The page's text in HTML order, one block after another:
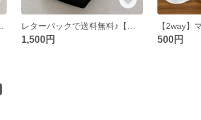
1,500円 500円